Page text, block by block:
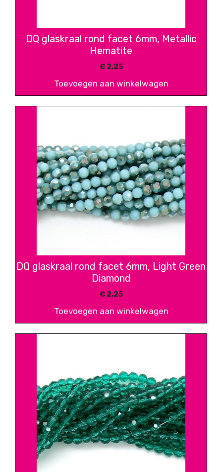
DQ glaskraal rond facet 6mm, Metallic
Hematite
€2,25
Toevoegen aan winkelwagen
DQ glaskraal rond facet 6mm, Light Green
Diamond
€2,25
Toevoegen aan winkelwagen